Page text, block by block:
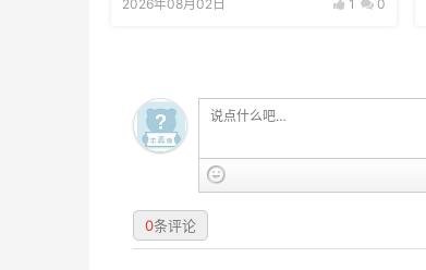
2026年08月02日 1 0
0条评论